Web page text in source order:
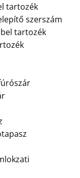
tartozék
szerszám
tartozék